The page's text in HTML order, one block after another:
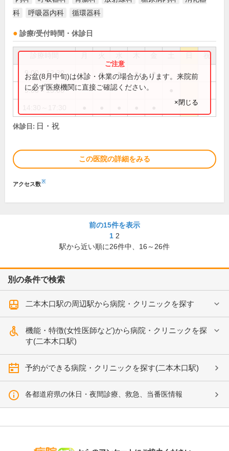
科
呼吸器内科 循環器科
診療/受付時間・休診日
祝
9:00～12:30 ● ● ● ● ●
9:00～13:00
お盆(8月中旬)は休診・休業の場合があります。来院前
に必ず医療機関に直接ご確認ください。
×閉じる
休診日: 日・祝
この医院の詳細をみる
アクセス数※
前の15件を表示
1 2
駅から近い順に26件中、 16～26件
別の条件で検索
二本木口駅の周辺駅から病院・クリニックを探す
機能・特徴(女性医師など)から病院・クリニックを探
す(二本木口駅)
予約ができる病院・クリニックを探す(二本木口駅)
各都道府県の休日・夜間診療、救急、当番医情報